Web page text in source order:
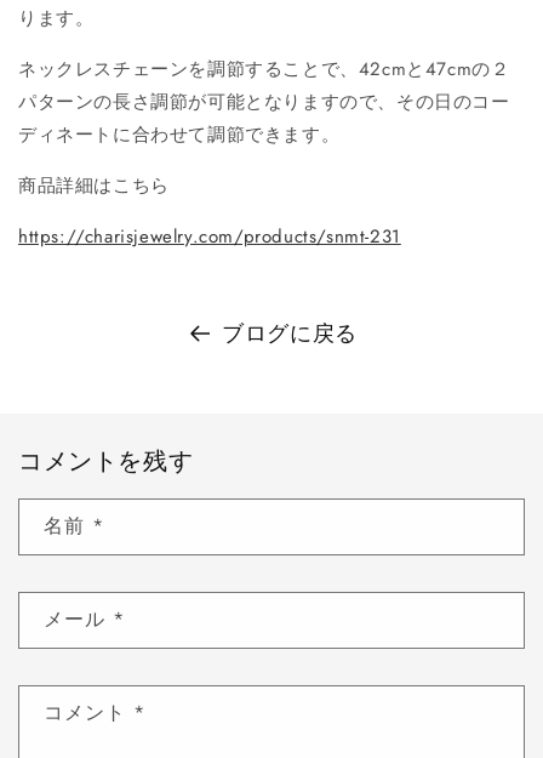
ります。
ネックレスチェーンを調節することで、42cmと47cmの２
パターンの長さ調節が可能となりますので、その日のコー
ディネートに合わせて調節できます。
商品詳細はこちら
https://charisjewelry.com/products/snmt-231
ブログに戻る
コメントを残す
名前 *
メール *
コメント *